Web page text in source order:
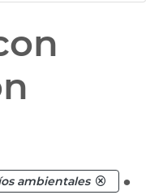
ambientales .